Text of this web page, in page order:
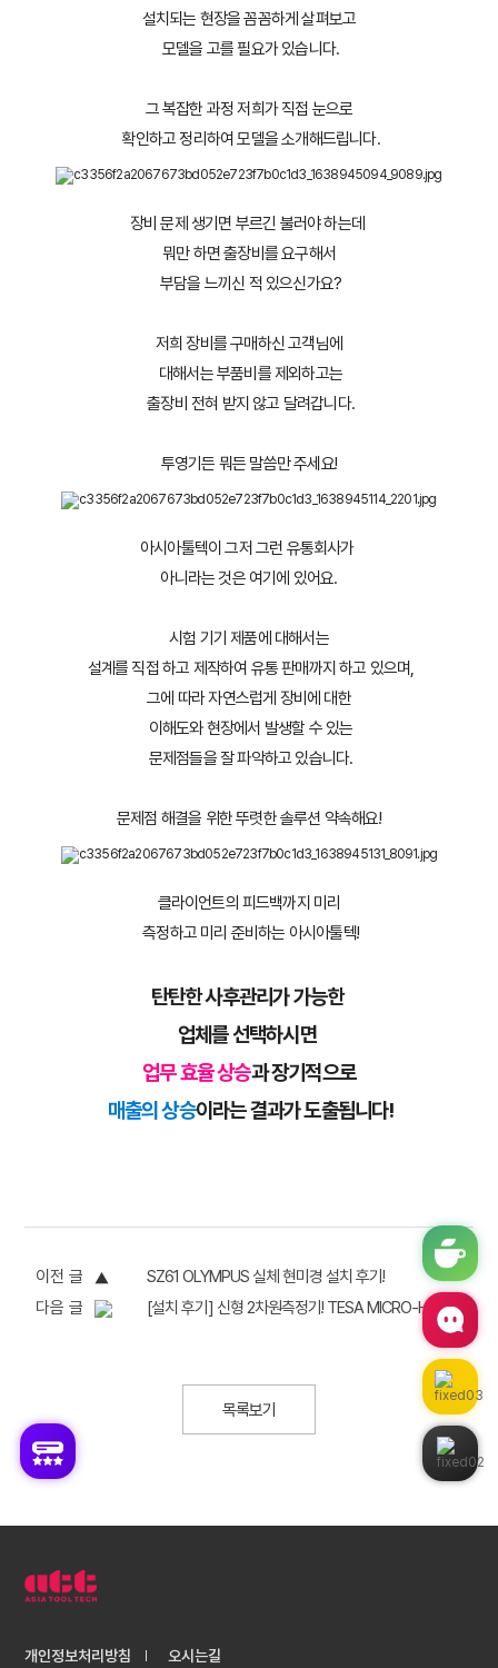
설치되는 현장을 꼼꼼하게 살펴보고
모델을 고를 필요가 있습니다.
그 복잡한 과정 저희가 직접 눈으로
확인하고 정리하여 모델을 소개해드립니다.
장비 문제 생기면 부르긴 불러야 하는데
뭐만 하면 출장비를 요구해서
부담을 느끼신 적 있으신가요?
저희 장비를 구매하신 고객님에
대해서는 부품비를 제외하고는
출장비 전혀 받지 않고 달려갑니다.
투영기든 뭐든 말씀만 주세요!
아시아툴텍이 그저 그런 유통회사가
아니라는 것은 여기에 있어요.
시험 기기 제품에 대해서는
설계를 직접 하고 제작하여 유통 판매까지 하고 있으며,
그에 따라 자연스럽게 장비에 대한
이해도와 현장에서 발생할 수 있는
문제점들을 잘 파악하고 있습니다.
문제점 해결을 위한 뚜렷한 솔루션 약속해요!
클라이언트의 피드백까지 미리
측정하고 미리 준비하는 아시아툴텍!
탄탄한 사후관리가 가능한
업체를 선택하시면
업무 효율 상승과 장기적으로
매출의 상승이라는 결과가 도출됩니다!
이전 글
SZ61 OLYMPUS 실체 현미경 설치 후기!
다음 글
[설치 후기] 신형 2차원측정기! TESA MICRO-HITE 600
목록보기
개인정보처리방침 오시는길